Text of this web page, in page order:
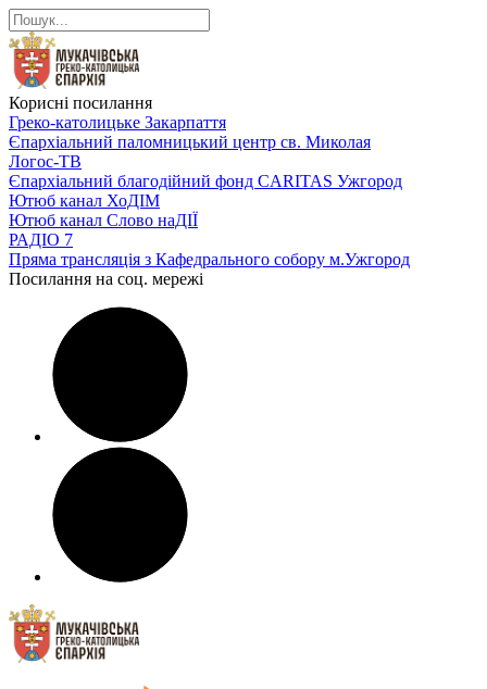
Корисні посилання
Греко-католицьке Закарпаття
Єпархіальний паломницький центр св. Миколая
Логос-ТВ
Єпархіальний благодійний фонд CARITAS Ужгород
Ютюб канал ХоДІМ
Ютюб канал Слово наДІЇ
РАДІО 7
Пряма трансляція з Кафедрального собору м.Ужгород
Посилання на соц. мережі